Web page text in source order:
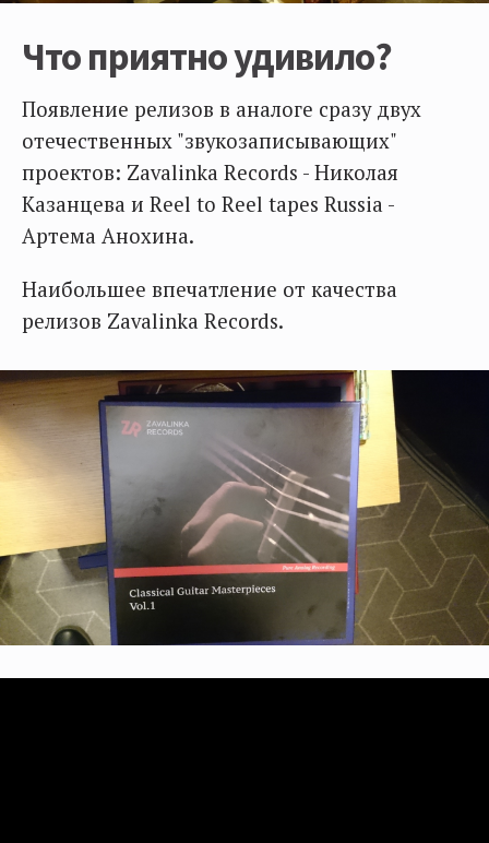
Что приятно удивило?
Появление релизов в аналоге сразу двух
отечественных "звукозаписывающих"
проектов: Zavalinka Records - Николая
Казанцева и Reel to Reel tapes Russia -
Артема Анохина.
Наибольшее впечатление от качества
релизов Zavalinka Records.